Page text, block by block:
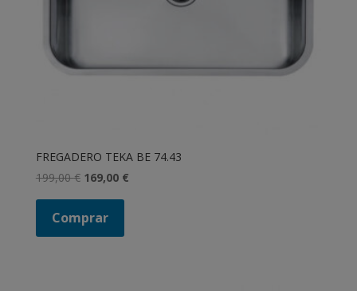
FREGADERO TEKA BE 74.43
199,00€ El
original
169,00 €El
Comprar